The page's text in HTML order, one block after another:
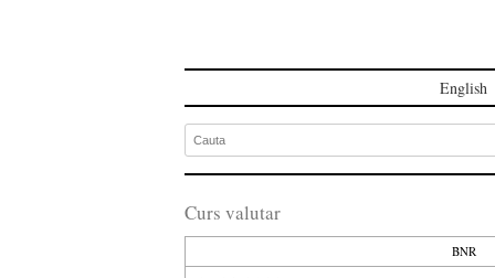
English
Curs valutar
BNR